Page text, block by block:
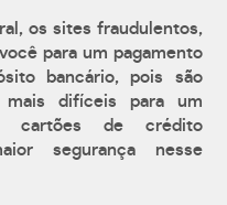
os sites fraudulentos,
para um pagamento
bancário, pois são
mais difíceis para um
cartões de crédito
segurança nesse